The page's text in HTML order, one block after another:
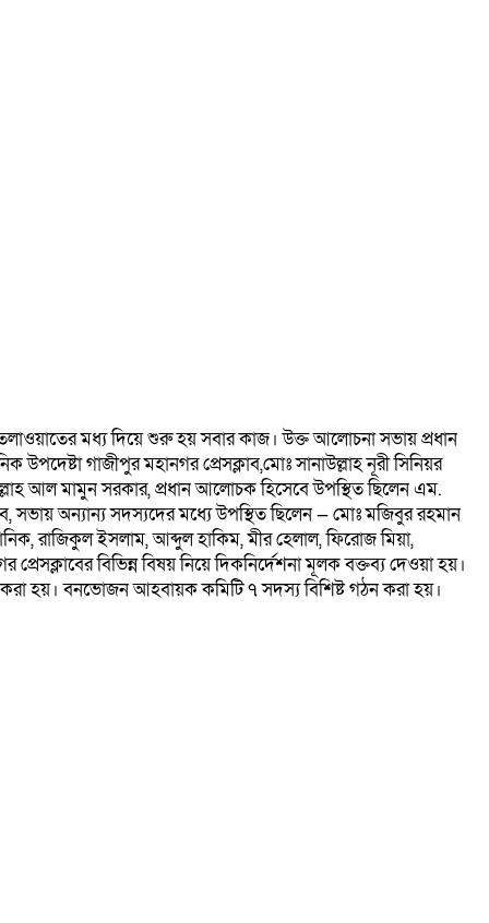
মধ্য দিয়ে শুরু হয় সবার কাজ। উক্ত আলোচনা সভায় প্রধান
উপদেষ্টা গাজীপুর মহানগর প্রেসক্লাব,মোঃ সানাউল্লাহ নূরী সিনিয়র
আল মামুন সরকার, প্রধান আলোচক হিসেবে উপস্থিত ছিলেন এম.
সভায় অন্যান্য সদস্যদের মধ্যে উপস্থিত ছিলেন — মোঃ মজিবুর রহমান
রাজিকুল ইসলাম, আব্দুল হাকিম, মীর হেলাল, ফিরোজ মিয়া,
বিভিন্ন বিষয় নিয়ে দিকনির্দেশনা মূলক বক্তব্য দেওয়া হয়।
করা হয়। বনভোজন আহবায়ক কমিটি ৭ সদস্য বিশিষ্ট গঠন করা হয়।